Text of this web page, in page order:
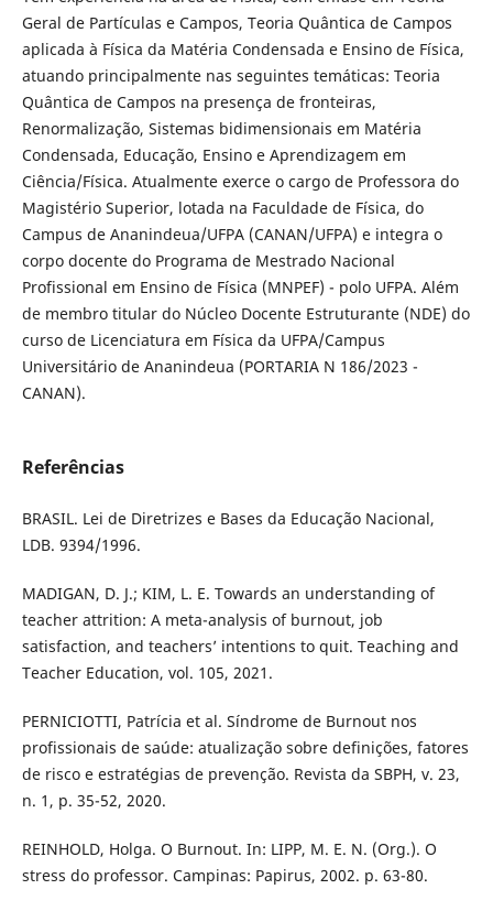
Geral de Partículas e Campos, Teoria Quântica de Campos
aplicada à Física da Matéria Condensada e Ensino de Física,
atuando principalmente nas seguintes temáticas: Teoria
Quântica de Campos na presença de fronteiras,
Renormalização, Sistemas bidimensionais em Matéria
Condensada, Educação, Ensino e Aprendizagem em
Ciência/Física. Atualmente exerce o cargo de Professora do
Magistério Superior, lotada na Faculdade de Física, do
Campus de Ananindeua/UFPA (CANAN/UFPA) e integra o
corpo docente do Programa de Mestrado Nacional
Profissional em Ensino de Física (MNPEF) - polo UFPA. Além
de membro titular do Núcleo Docente Estruturante (NDE) do
curso de Licenciatura em Física da UFPA/Campus
Universitário de Ananindeua (PORTARIA N 186/2023 -
CANAN).
Referências
BRASIL. Lei de Diretrizes e Bases da Educação Nacional,
LDB. 9394/1996.
MADIGAN, D. J.; KIM, L. E. Towards an understanding of
teacher attrition: A meta-analysis of burnout, job
satisfaction, and teachers’ intentions to quit. Teaching and
Teacher Education, vol. 105, 2021.
PERNICIOTTI, Patrícia et al. Síndrome de Burnout nos
profissionais de saúde: atualização sobre definições, fatores
de risco e estratégias de prevenção. Revista da SBPH, v. 23,
n. 1, p. 35-52, 2020.
REINHOLD, Holga. O Burnout. In: LIPP, M. E. N. (Org.). O
stress do professor. Campinas: Papirus, 2002. p. 63-80.